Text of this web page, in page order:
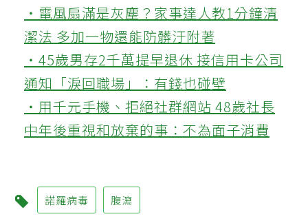
‧電風扇滿是灰塵？家事達人教1分鐘清
潔法 多加一物還能防髒汙附著
‧45歲男存2千萬提早退休 接信用卡公司
通知「淚回職場」：有錢也碰壁
‧用千元手機、拒絕社群網站 48歲社長
中年後重視和放棄的事：不為面子消費
諾羅病毒 腹瀉